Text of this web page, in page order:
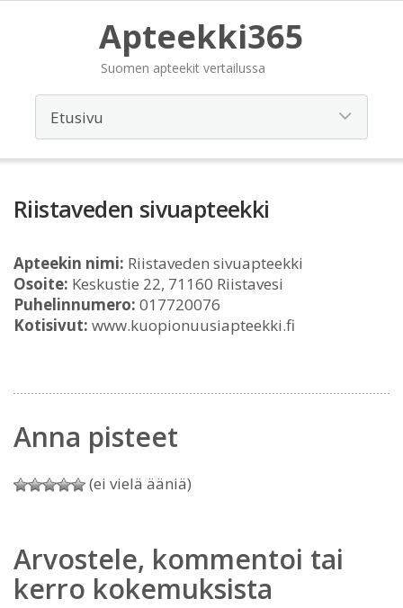
Apteekki365
Suomen apteekit vertailussa
Riistaveden sivuapteekki
Apteekin nimi: Riistaveden sivuapteekki
Osoite: Keskustie 22, 71160 Riistavesi
Puhelinnumero: 017720076
Kotisivut: www.kuopionuusiapteekki.fi
Anna pisteet
(ei vielä ääniä)
Arvostele, kommentoi tai
kerro kokemuksista